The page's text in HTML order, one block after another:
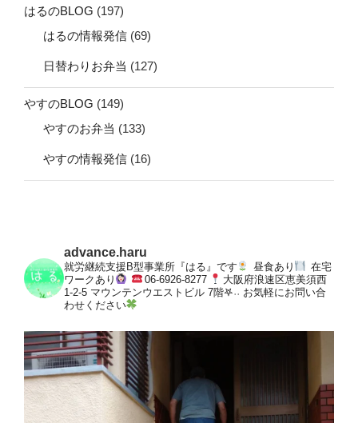
はるのBLOG (197)
はるの情報発信 (69)
日替わりお弁当 (127)
やすのBLOG (149)
やすのお弁当 (133)
やすの情報発信 (16)
advance.haru
就労継続支援B型事業所『はる』です 昼食あり
在宅
ワークあり
06-6926-8277
大阪府浪速区恵美須西
1-2-5 マウンテンウエストビル 7階𖤐˒˒ お気軽にお問い合
わせください